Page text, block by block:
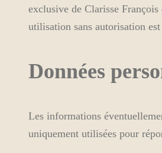
exclusive de Clarisse
utilisation sans autorisation
Données
Les informations
uniquement utilisées pour